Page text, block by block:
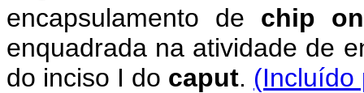
encapsulamento de chip
enquadrada na atividade de
do inciso I do caput. (Incluído